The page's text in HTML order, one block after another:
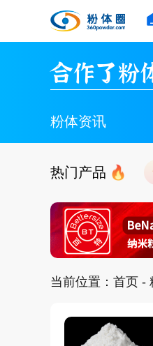
合作了粉
粉体资讯
热门产品
当前位置： 首页 -